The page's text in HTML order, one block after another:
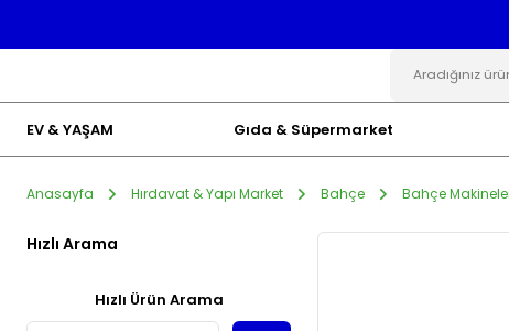
EV & YAŞAM Gıda & Süpermarket
Anasayfa Hırdavat & Yapı Market Bahçe Bahçe
Hızlı Arama
Hızlı Ürün Arama